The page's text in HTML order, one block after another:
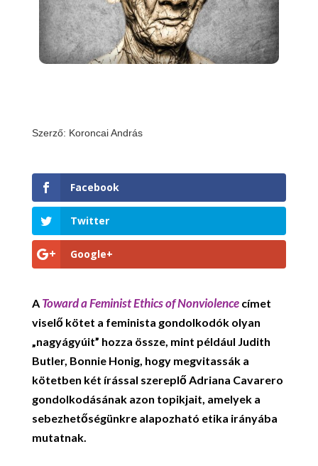
Szerző: Koroncai András
Facebook
Twitter
Google+
A Toward a Feminist Ethics of Nonviolence címet
viselő kötet a feminista gondolkodók olyan
„nagyágyúit” hozza össze, mint például Judith
Butler, Bonnie Honig, hogy megvitassák a
kötetben két írással szereplő Adriana Cavarero
gondolkodásának azon topikjait, amelyek a
sebezhetőségünkre alapozható etika irányába
mutatnak.